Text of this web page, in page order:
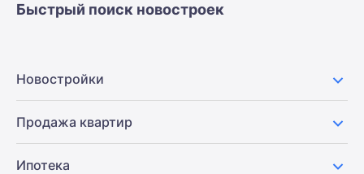
Быстрый поиск новостроек
Новостройки
Продажа квартир
Ипотека